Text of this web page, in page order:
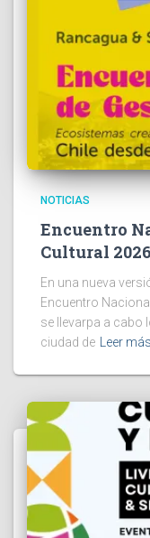
NOTICIAS
Encuentro
Cultural
En una nueva
Encuentro
se llevarpa a cabo
ciudad de
Leer